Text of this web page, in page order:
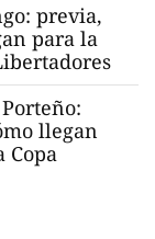
previa,
para la
llegan
Copa